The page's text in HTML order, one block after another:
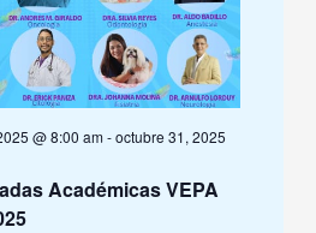
Académicas VEPA
@ 8:00 am-octubre 31, 2025